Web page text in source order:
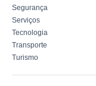
Segurança
Serviços
Tecnologia
Transporte
Turismo